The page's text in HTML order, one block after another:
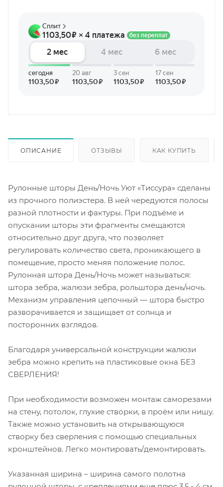
ОПИСАНИЕ ОТЗЫВЫ КАК КУПИТЬ
Рулонные шторы День/Ночь Уют «Тиссура» сделаны
из прочного полиэстера. В ней чередуются полосы
разной плотности и фактуры. При подъёме и
опускании шторы эти фрагменты смещаются
относительно друг друга, что позволяет
регулировать количество света, проникающего в
помещение, просто меняя положение полос.
Рулонная штора День/Ночь может называться:
штора зебра, жалюзи зебра, рольштора день/ночь.
Механизм управления цепочный — штора быстро
разворачивается и защищает от солнца и
посторонних взглядов.
Благодаря универсальной конструкции жалюзи
зебра можно крепить на пластиковые окна БЕЗ
СВЕРЛЕНИЯ!
При необходимости возможен монтаж саморезами
на стену, потолок, глухие створки, в проём или нишу.
Также можно установить на открывающуюся
створку без сверления с помощью специальных
кронштейнов. Легко монтировать/демонтировать.
Указанная ширина – ширина самого полотна